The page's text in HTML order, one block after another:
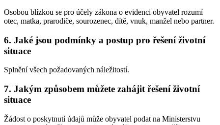
Osobou blízkou se pro účely zákona o evidenci obyvatel rozumí
otec, matka, prarodiče, sourozenec, dítě, vnuk, manžel nebo partner.
6. Jaké jsou podmínky a postup pro řešení životní
situace
Splnění všech požadovaných náležitostí.
7. Jakým způsobem můžete zahájit řešení životní
situace
Žádost o poskytnutí údajů může obyvatel podat na Ministerstvu